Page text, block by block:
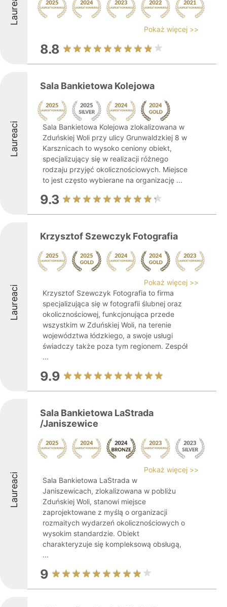
Pokaż więcej >>
8.8
Laureaci
Sala Bankietowa Kolejowa
Sala Bankietowa Kolejowa zlokalizowana w
Zduńskiej Woli przy ulicy Grunwaldzkiej 8 w
Karsznicach to wysoko ceniony obiekt,
specjalizujący się w realizacji różnego
rodzaju przyjęć okolicznościowych. Miejsce
to jest często wybierane na organizację ...
9.3
Laureaci
Krzysztof Szewczyk Fotografia
Pokaż więcej >>
Krzysztof Szewczyk Fotografia to firma
specjalizująca się w fotografii ślubnej oraz
okolicznościowej, funkcjonująca przede
wszystkim w Zduńskiej Woli, na terenie
województwa łódzkiego, a swoje usługi
świadczy także poza tym regionem. Zespół
...
9.9
Laureaci
Sala Bankietowa LaStrada
/Janiszewice
Pokaż więcej >>
Sala Bankietowa LaStrada w
Janiszewicach, zlokalizowana w pobliżu
Zduńskiej Woli, stanowi miejsce
zaprojektowane z myślą o organizacji
rozmaitych wydarzeń okolicznościowych o
wysokim standardzie. Obiekt
charakteryzuje się kompleksową obsługą,
...
9